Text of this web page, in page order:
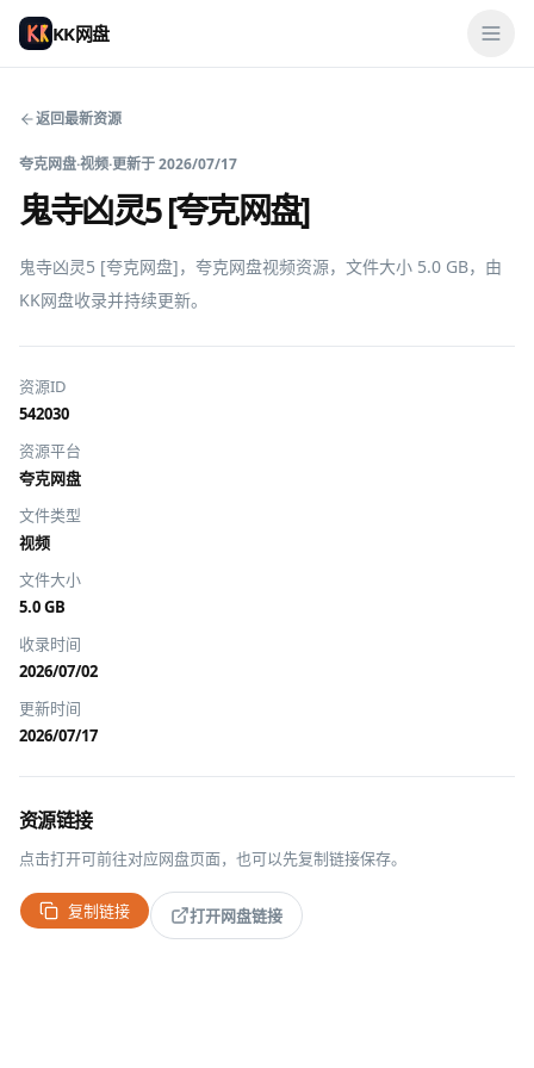
KK网盘
返回最新资源
夸克网盘·视频·更新于2026/07/17
鬼寺凶灵5 [夸克网盘]
鬼寺凶灵5 [夸克网盘]，夸克网盘视频资源，文件大小 5.0 GB，由
KK网盘收录并持续更新。
资源ID
542030
资源平台
夸克网盘
文件类型
视频
文件大小
5.0 GB
收录时间
2026/07/02
更新时间
2026/07/17
资源链接
点击打开可前往对应网盘页面，也可以先复制链接保存。
复制链接 打开网盘链接